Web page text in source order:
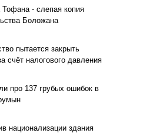
Тофана - слепая копия
Боложана
пытается закрыть
счёт налогового давления
про 137 грубых ошибок в
национализации здания